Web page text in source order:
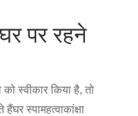
पर रहने
स्वीकार किया है, तो
हैंघर स्पामहत्वाकांक्षा